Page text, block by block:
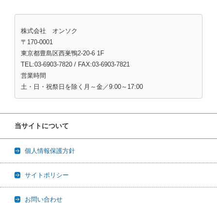
株式会社 オンソク
〒170-0001
東京都豊島区西巣鴨2-20-6 1F
TEL:03-6903-7820 / FAX:03-6903-7821
営業時間
土・日・祝祭日を除く月～金／9:00～17:00
当サイトについて
個人情報保護方針
サイトポリシー
お問い合わせ